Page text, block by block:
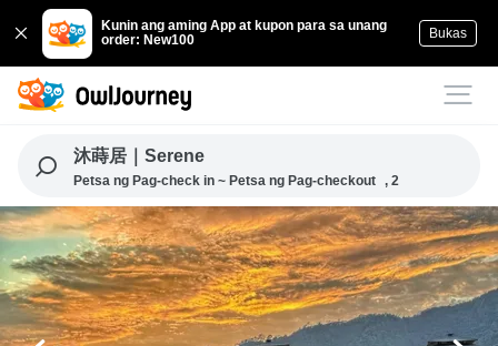
Kunin ang aming App at kupon para sa unang
order: New100
Bukas
沐蒔居｜Serene
Petsa ng Pag-check in ~ Petsa ng Pag-checkout , 2